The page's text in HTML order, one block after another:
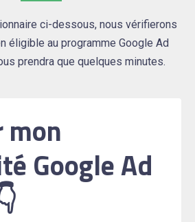
ci-dessous, nous vérifierons
éligible au programme Google Ad
prendra que quelques minutes.
Google Ad